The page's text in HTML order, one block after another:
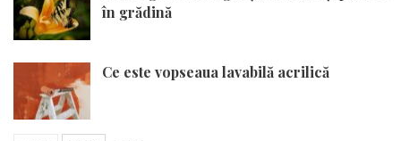
în grădină
Ce este vopseaua lavabilă acrilică